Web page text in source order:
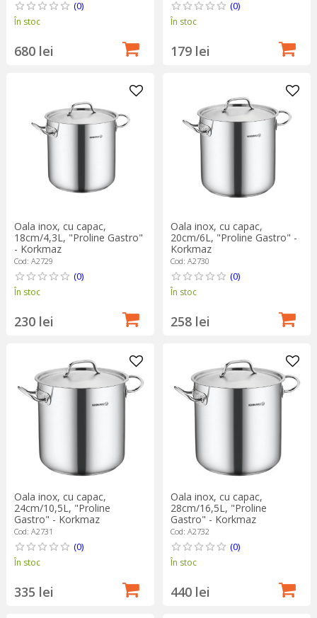
(0)
În stoc
680 lei
(0)
În stoc
179 lei
Oala inox, cu capac,
18cm/4,3L, "Proline Gastro"
- Korkmaz
Cod: A2729
(0)
În stoc
230 lei
Oala inox, cu capac,
20cm/6L, "Proline Gastro" -
Korkmaz
Cod: A2730
(0)
În stoc
258 lei
Oala inox, cu capac,
24cm/10,5L, "Proline
Gastro" - Korkmaz
Cod: A2731
(0)
În stoc
335 lei
Oala inox, cu capac,
28cm/16,5L, "Proline
Gastro" - Korkmaz
Cod: A2732
(0)
În stoc
440 lei